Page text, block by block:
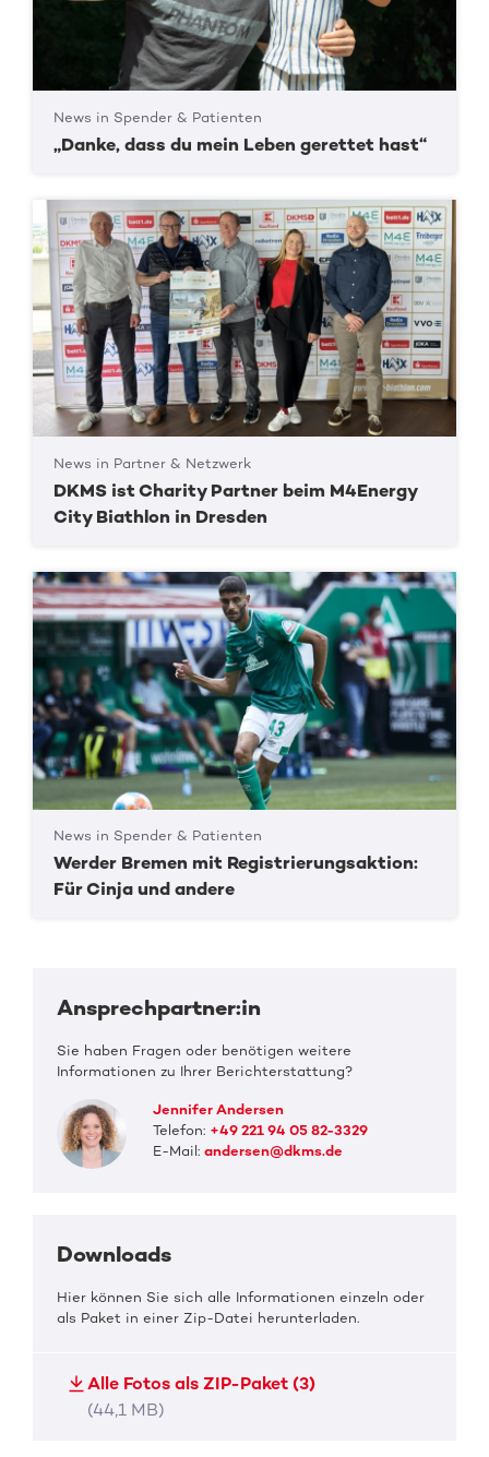
News in Spender & Patienten
„Danke, dass du mein Leben gerettet hast“
News in Partner & Netzwerk
DKMS ist Charity Partner beim M4Energy
City Biathlon in Dresden
News in Spender & Patienten
Werder Bremen mit Registrierungsaktion:
Für Cinja und andere
Ansprechpartner:in
Sie haben Fragen oder benötigen weitere
Informationen zu Ihrer Berichterstattung?
Jennifer Andersen
Telefon: +49 221 94 05 82-3329
E-Mail:andersen@dkms.de
Downloads
Hier können Sie sich alle Informationen einzeln oder
als Paket in einer Zip-Datei herunterladen.
Alle Fotos als ZIP-Paket (3)
(44,1 MB)